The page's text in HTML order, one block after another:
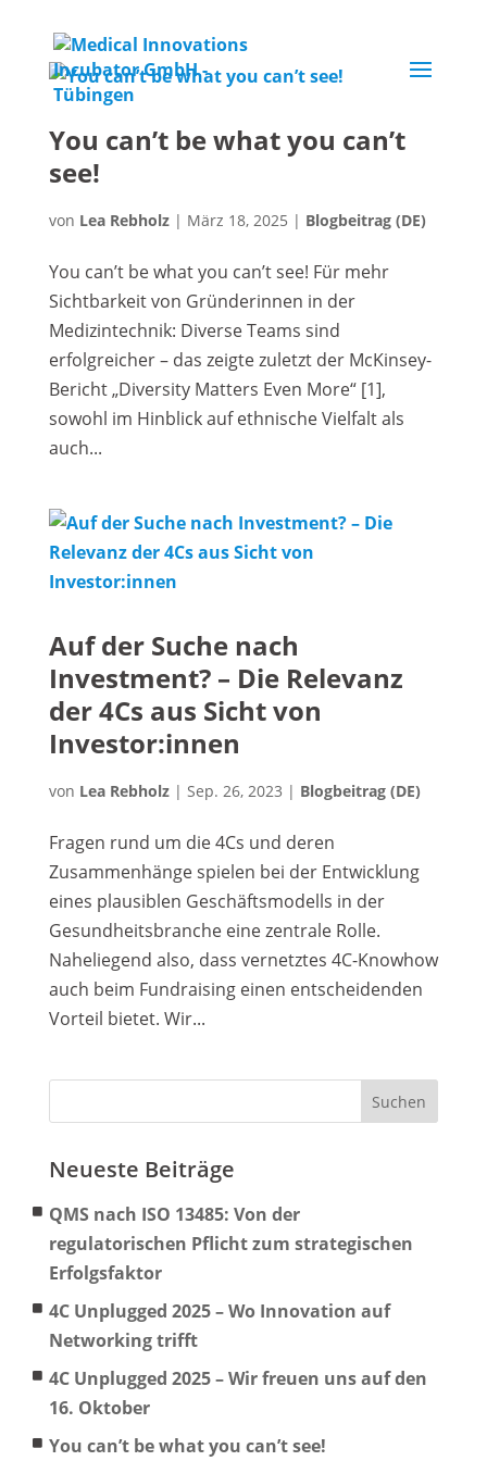
You can’t be what you can’t
see!
von Lea Rebholz| März 18, 2025 | Blogbeitrag (DE)
You can’t be what you can’t see! Für mehr
Sichtbarkeit von Gründerinnen in der
Medizintechnik: Diverse Teams sind
erfolgreicher – das zeigte zuletzt der McKinsey-
Bericht „Diversity Matters Even More“ [1],
sowohl im Hinblick auf ethnische Vielfalt als
auch...
Auf der Suche nach
Investment? – Die Relevanz
der 4Cs aus Sicht von
Investor:innen
von Lea Rebholz| Sep. 26, 2023 | Blogbeitrag (DE)
Fragen rund um die 4Cs und deren
Zusammenhänge spielen bei der Entwicklung
eines plausiblen Geschäftsmodells in der
Gesundheitsbranche eine zentrale Rolle.
Naheliegend also, dass vernetztes 4C-Knowhow
auch beim Fundraising einen entscheidenden
Vorteil bietet. Wir...
Neueste Beiträge
QMS nach ISO 13485: Von der
regulatorischen Pflicht zum strategischen
Erfolgsfaktor
4C Unplugged 2025 – Wo Innovation auf
Networking trifft
4C Unplugged 2025 – Wir freuen uns auf den
16. Oktober
You can’t be what you can’t see!